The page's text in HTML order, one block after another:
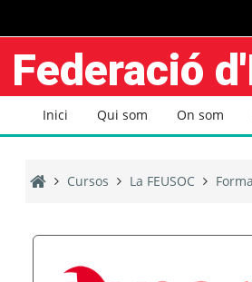
Federació
Inici Qui som On som
Cursos La FEUSOC